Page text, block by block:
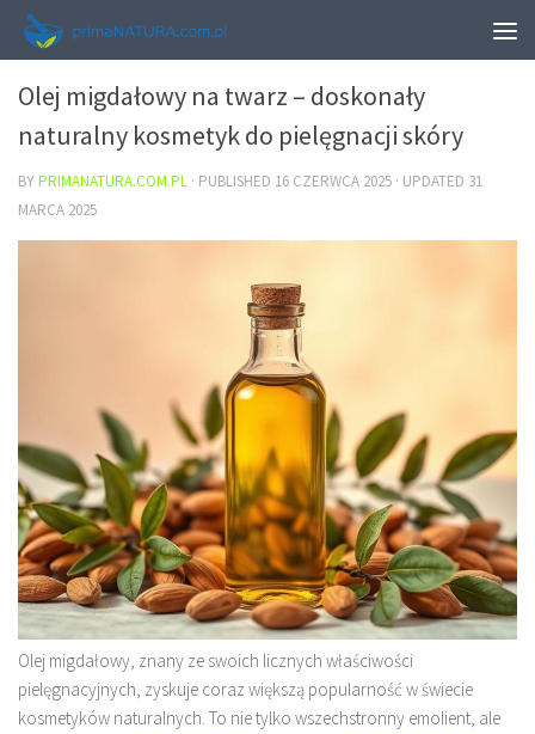
URODA
Olej migdałowy na twarz – doskonały
naturalny kosmetyk do pielęgnacji skóry
BYPRIMANATURA.COM.PL · PUBLISHED 16 CZERWCA 2025 · UPDATED 31
MARCA 2025
Olej migdałowy, znany ze swoich licznych właściwości
pielęgnacyjnych, zyskuje coraz większą popularność w świecie
kosmetyków naturalnych. To nie tylko wszechstronny emolient, ale